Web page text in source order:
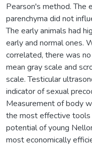
Pearson's method. The
parenchyma did not
The early animals had
early and normal ones.
correlated, there was
mean gray scale and
scale. Testicular
indicator of sexual
Measurement of body
the most effective
potential of young
most economically